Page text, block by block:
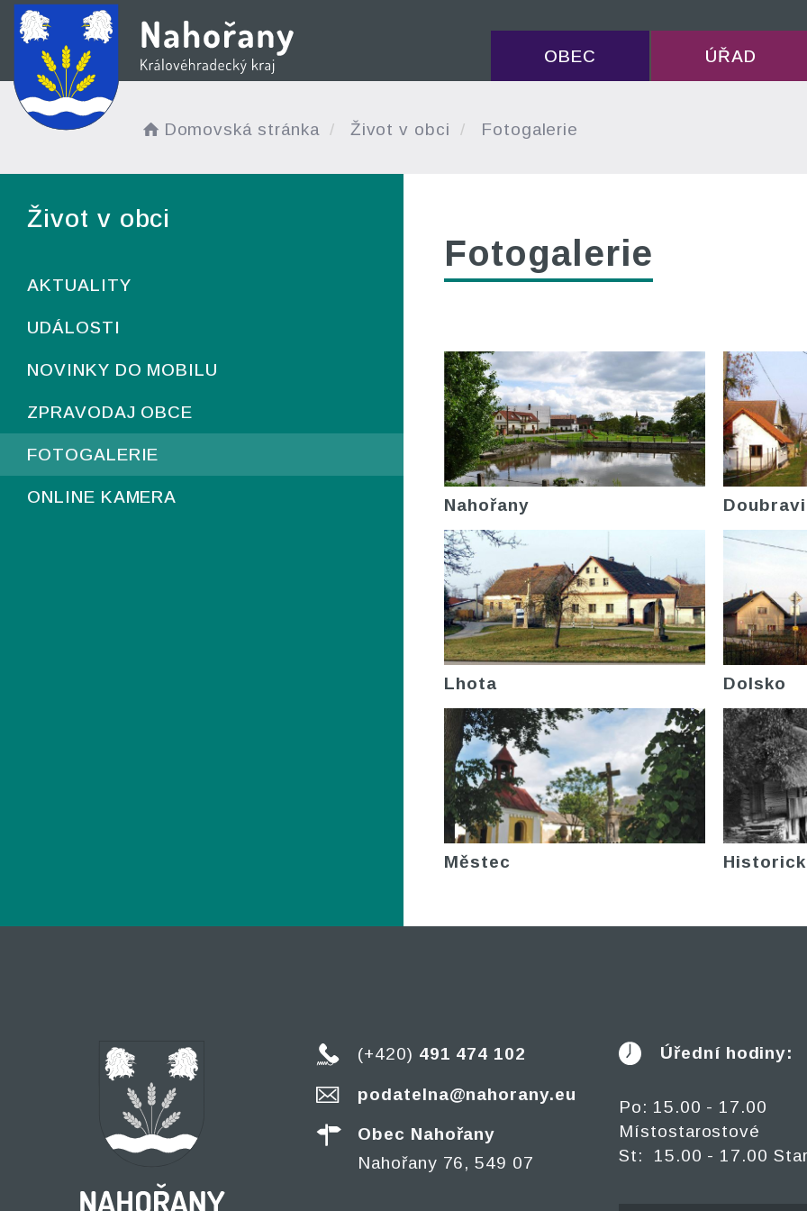
OBEC ÚŘAD
Domovská stránka Život v obci Fotogalerie
Život v obci
AKTUALITY
UDÁLOSTI
NOVINKY DO MOBILU
ZPRAVODAJ OBCE
FOTOGALERIE
ONLINE KAMERA
Fotogalerie
Nahořany
Lhota Dolsko
Městec
(+420) 491 474 102
podatelna@nahorany.eu
Obec Nahořany
Nahořany 76, 549 07
Úřední hodiny:
Po: 15.00 - 17.00
Místostarostové
St: 15.00 - 17.00